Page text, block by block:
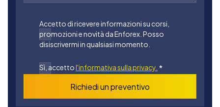
Accetto di ricevere informazioni su corsi,
promozioni e novità da Enforex. Posso
disiscrivermi in qualsiasi momento.
Sì, accettol'informativa sulla privacy. *
Richiedi un preventivo